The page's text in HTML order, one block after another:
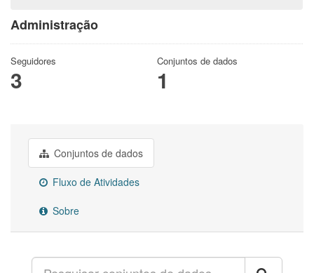
Administração
Seguidores
3
Conjuntos de dados
1
Conjuntos de dados
Fluxo de Atividades
Sobre